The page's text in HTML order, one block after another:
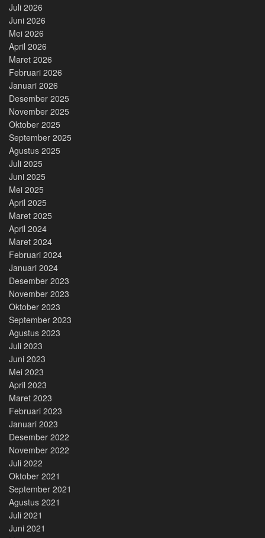
Juli 2026
Juni 2026
Mei 2026
April 2026
Maret 2026
Februari 2026
Januari 2026
Desember 2025
November 2025
Oktober 2025
September 2025
Agustus 2025
Juli 2025
Juni 2025
Mei 2025
April 2025
Maret 2025
April 2024
Maret 2024
Februari 2024
Januari 2024
Desember 2023
November 2023
Oktober 2023
September 2023
Agustus 2023
Juli 2023
Juni 2023
Mei 2023
April 2023
Maret 2023
Februari 2023
Januari 2023
Desember 2022
November 2022
Juli 2022
Oktober 2021
September 2021
Agustus 2021
Juli 2021
Juni 2021